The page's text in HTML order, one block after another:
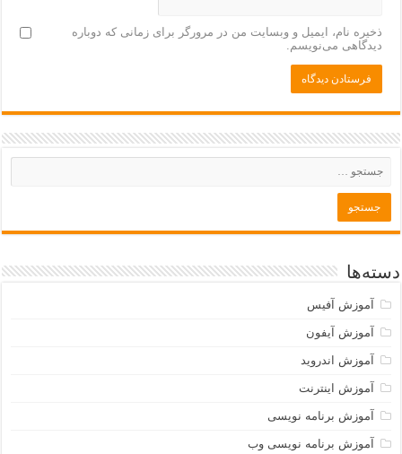
ذخیره نام، ایمیل و وبسایت من در مرورگر برای زمانی که دوباره
دیدگاهی می‌نویسم.
دسته‌ها
آموزش آفیس
آموزش آیفون
آموزش اندروید
آموزش اینترنت
آموزش برنامه نویسی
آموزش برنامه نویسی وب